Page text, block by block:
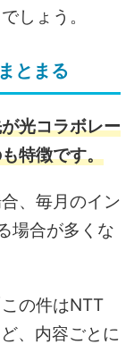
しょう。
とまる
光コラボレー
特徴です。
、毎月のイン
場合が多くな
の件はNTT
、内容ごとに